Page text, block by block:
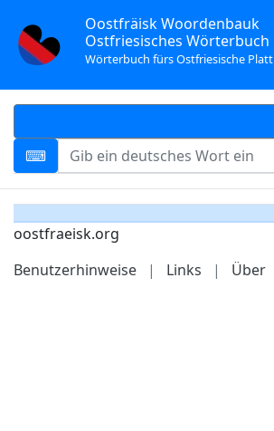
Oostfräisk Woordenbauk
Ostfriesisches Wörterbuch
Wörterbuch fürs Ostfriesische Platt
oostfraeisk.org
Benutzerhinweise
| Links | Über